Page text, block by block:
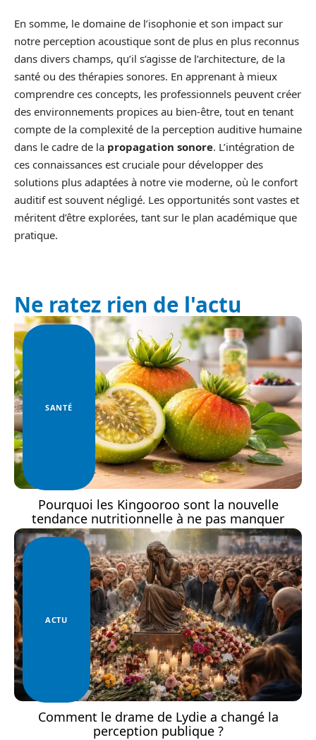
En somme, le domaine de l’isophonie et son impact sur
notre perception acoustique sont de plus en plus reconnus
dans divers champs, qu’il s’agisse de l’architecture, de la
santé ou des thérapies sonores. En apprenant à mieux
comprendre ces concepts, les professionnels peuvent créer
des environnements propices au bien-être, tout en tenant
compte de la complexité de la perception auditive humaine
dans le cadre de la propagation sonore. L’intégration de
ces connaissances est cruciale pour développer des
solutions plus adaptées à notre vie moderne, où le confort
auditif est souvent négligé. Les opportunités sont vastes et
méritent d’être explorées, tant sur le plan académique que
pratique.
Ne ratez rien de l'actu
SANTÉ
Pourquoi les Kingooroo sont la nouvelle
tendance nutritionnelle à ne pas manquer
ACTU
Comment le drame de Lydie a changé la
perception publique ?